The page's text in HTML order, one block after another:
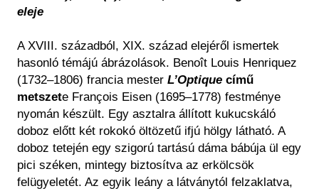
eleje
A XVIII. századból, XIX. század elejéről ismertek
hasonló témájú ábrázolások. Benoît Louis Henriquez
(1732–1806) francia mester L’Optique című
metszete François Eisen (1695–1778) festménye
nyomán készült. Egy asztalra állított kukucskáló
doboz előtt két rokokó öltözetű ifjú hölgy látható. A
doboz tetején egy szigorú tartású dáma bábúja ül egy
pici széken, mintegy biztosítva az erkölcsök
felügyeletét. Az egyik leány a látványtól felzaklatva,